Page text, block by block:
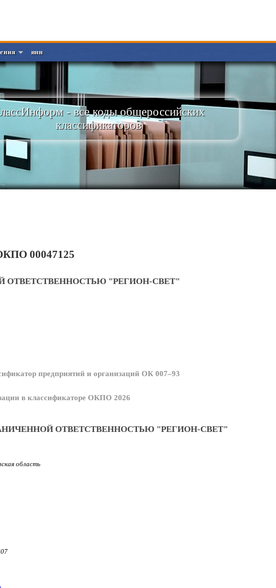
инн
- все коды общероссийских
классификаторов
00047125
ОТВЕТСТВЕННОСТЬЮ "РЕГИОН-СВЕТ"
предприятий и организаций ОК 007–93
в классификаторе ОКПО 2026
ОТВЕТСТВЕННОСТЬЮ "РЕГИОН-СВЕТ"
область